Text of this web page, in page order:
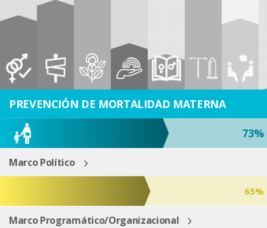
CONTACTO
ESP ENG
PREVENCIÓN DE MORTALIDAD MATERNA
73%
Marco Político
65%
Marco Programático/Organizacional